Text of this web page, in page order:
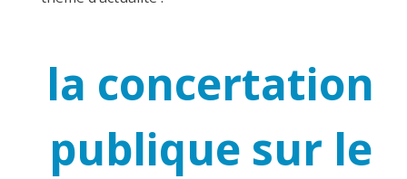
la concertation
publique sur le